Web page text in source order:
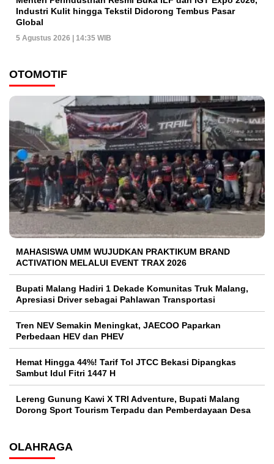
Industri Kulit hingga Tekstil Didorong Tembus Pasar
Global
5 Agustus 2026 | 14:35 WIB
OTOMOTIF
MAHASISWA UMM WUJUDKAN PRAKTIKUM BRAND
ACTIVATION MELALUI EVENT TRAX 2026
Bupati Malang Hadiri 1 Dekade Komunitas Truk Malang,
Apresiasi Driver sebagai Pahlawan Transportasi
Tren NEV Semakin Meningkat, JAECOO Paparkan
Perbedaan HEV dan PHEV
Hemat Hingga 44%! Tarif Tol JTCC Bekasi Dipangkas
Sambut Idul Fitri 1447 H
Lereng Gunung Kawi X TRI Adventure, Bupati Malang
Dorong Sport Tourism Terpadu dan Pemberdayaan Desa
OLAHRAGA